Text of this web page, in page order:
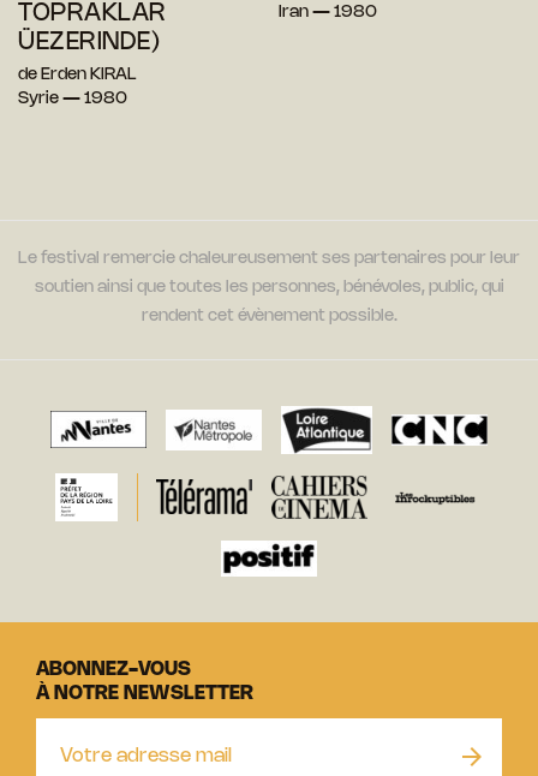
TOPRAKLAR
ÜEZERINDE)
de Erden KIRAL
Syrie — 1980
Iran — 1980
Le festival remercie chaleureusement ses partenaires pour leur
soutien ainsi que toutes les personnes, bénévoles, public, qui
rendent cet évènement possible.
ABONNEZ-VOUS
À NOTRE NEWSLETTER